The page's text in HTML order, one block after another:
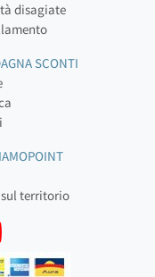
disagiate
SCONTI
territorio